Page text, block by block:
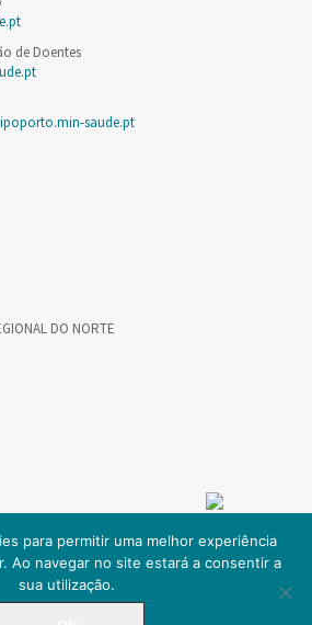
de Doentes
saude.pt
DO NORTE
os direitos reservados.
para permitir uma melhor experiência
Ao navegar no site estará a consentir a
sua utilização.